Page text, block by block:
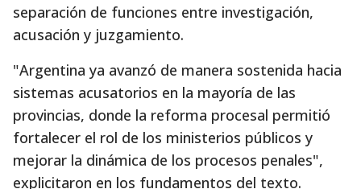
separación de funciones entre investigación,
acusación y juzgamiento.
"Argentina ya avanzó de manera sostenida hacia
sistemas acusatorios en la mayoría de las
provincias, donde la reforma procesal permitió
fortalecer el rol de los ministerios públicos y
mejorar la dinámica de los procesos penales",
explicitaron en los fundamentos del texto.